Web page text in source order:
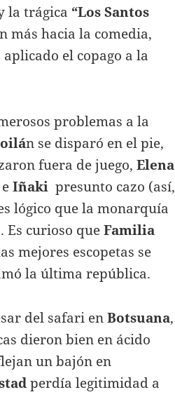
la trágica “Los Santos
más hacia la comedia,
el copago a la
problemas a la
n se disparó en el pie,
fuera de juego,Elena
eIñaki presunto cazo (así,
lógico que la monarquía
Es curioso queFamilia
mejores escopetas se
la última república.
del safari enBotsuana,
dieron bien en ácido
un bajón en
perdía legitimidad a